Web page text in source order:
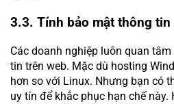
3.3. Tính bảo mật thông
Các doanh nghiệp luôn quan
tin trên web. Mặc dù hosting
hơn so với Linux. Nhưng bạn có
uy tín để khắc phục hạn chế này.